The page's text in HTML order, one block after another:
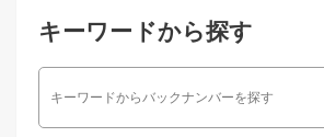
キーワードから探す